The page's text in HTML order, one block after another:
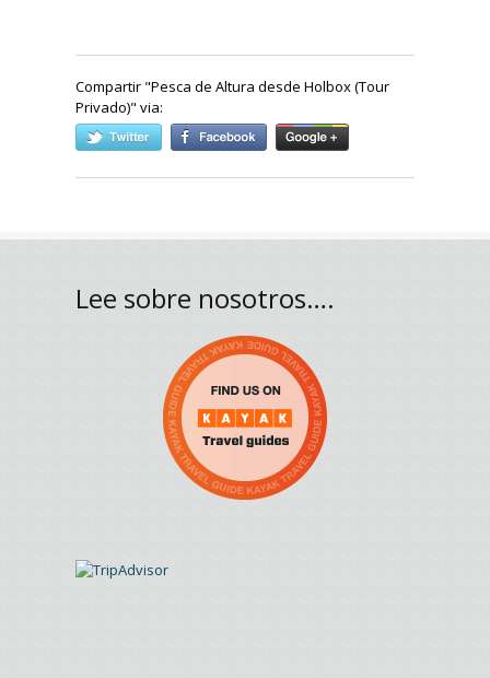
Compartir "Pesca de Altura desde Holbox (Tour
Privado)" via:
Lee sobre nosotros….